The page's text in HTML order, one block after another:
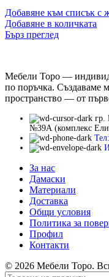
Добавяне към списък с
Добавяне в количката
Бърз преглед
Мебели Торо —
по поръчка. Създаваме
пространство — от
гр.
№39А (комплекс
За нас
Дамаски
Материали
Доставка
Общи условия
Политика за
Профил
Контакти
© 2026 Мебели Торо.